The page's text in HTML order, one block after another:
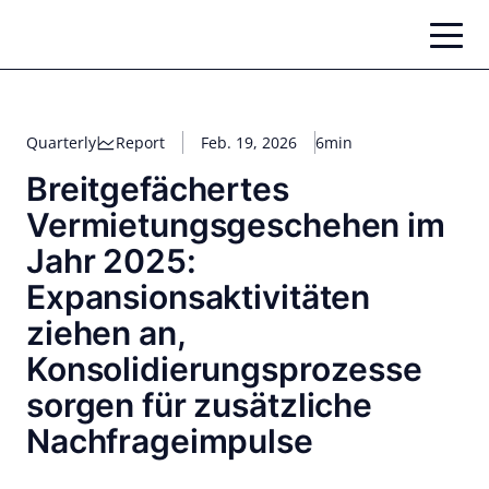
springen
Quarterly Report Feb. 19, 2026 6min
Breitgefächertes
Vermietungsgeschehen im
Jahr 2025:
Expansionsaktivitäten
ziehen an,
Konsolidierungsprozesse
sorgen für zusätzliche
Nachfrageimpulse